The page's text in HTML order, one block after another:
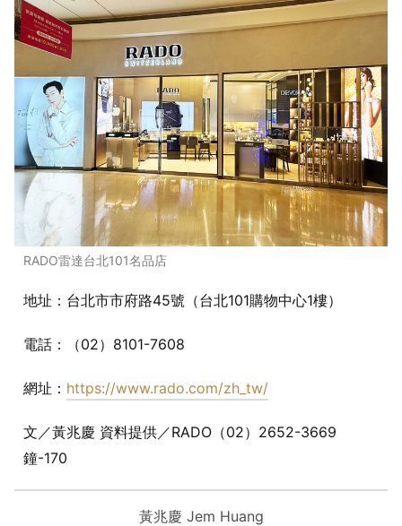
RADO雷達台北101名品店
地址：台北市市府路45號（台北101購物中心1樓）
電話：（02）8101-7608
網址： https://www.rado.com/zh_tw/
文／黃兆慶 資料提供／RADO（02）2652-3669
鐘-170
黃兆慶 Jem Huang